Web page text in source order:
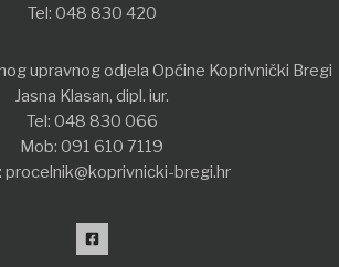
Tel: 048 830 420
upravnog odjela Općine Koprivnički Bregi
Jasna Klasan, dipl. iur.
Tel: 048 830 066
Mob: 091 610 7119
procelnik@koprivnicki-bregi.hr